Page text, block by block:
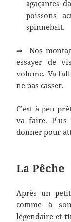
agaçantes
poissons
spinnebait.
⇒ Nos
essayer de
volume. Va
ne pas casser.
C’est à peu
va faire. Plus
donner pour
La Pêche
Après un
comme à
légendaire et